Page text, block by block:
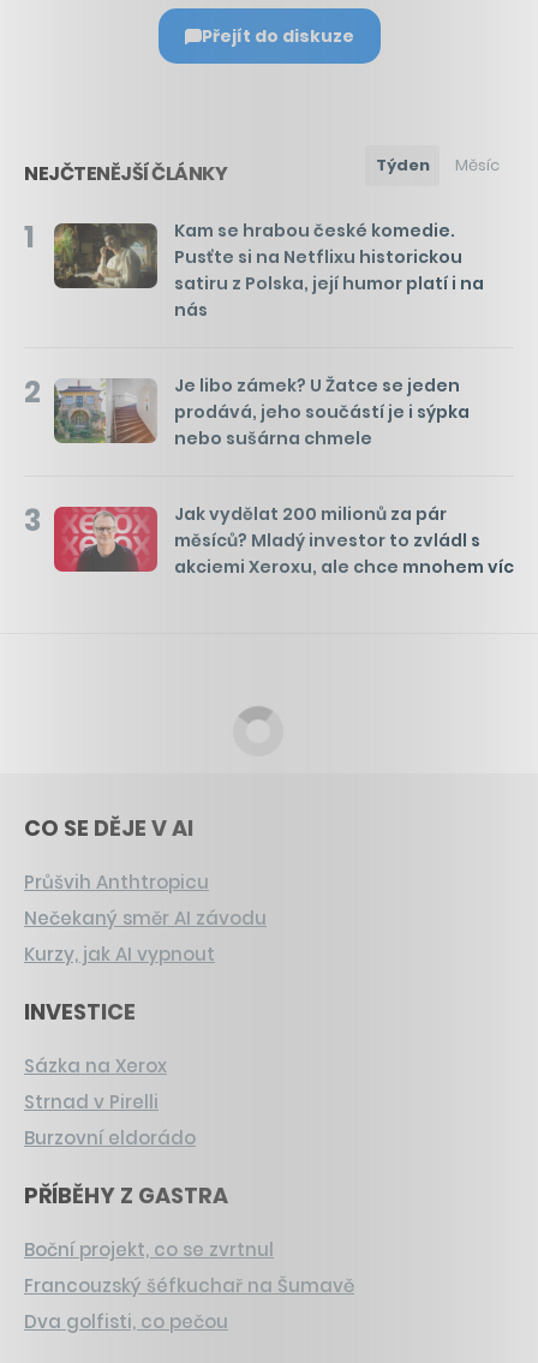
Přejít do diskuze
NEJČTENĚJŠÍ ČLÁNKY Týden Měsíc
1
Kam se hrabou české komedie.
Pusťte si na Netflixu historickou
satiru z Polska, její humor platí i na
nás
2
Je libo zámek? U Žatce se jeden
prodává, jeho součástí je i sýpka
nebo sušárna chmele
3
Jak vydělat 200 milionů za pár
měsíců? Mladý investor to zvládl s
akciemi Xeroxu, ale chce mnohem víc
CO SE DĚJE V AI
Průšvih Anthtropicu
Nečekaný směr AI závodu
Kurzy, jak AI vypnout
INVESTICE
Sázka na Xerox
Strnad v Pirelli
Burzovní eldorádo
PŘÍBĚHY Z GASTRA
Boční projekt, co se zvrtnul
Francouzský šéfkuchař na Šumavě
Dva golfisti, co pečou